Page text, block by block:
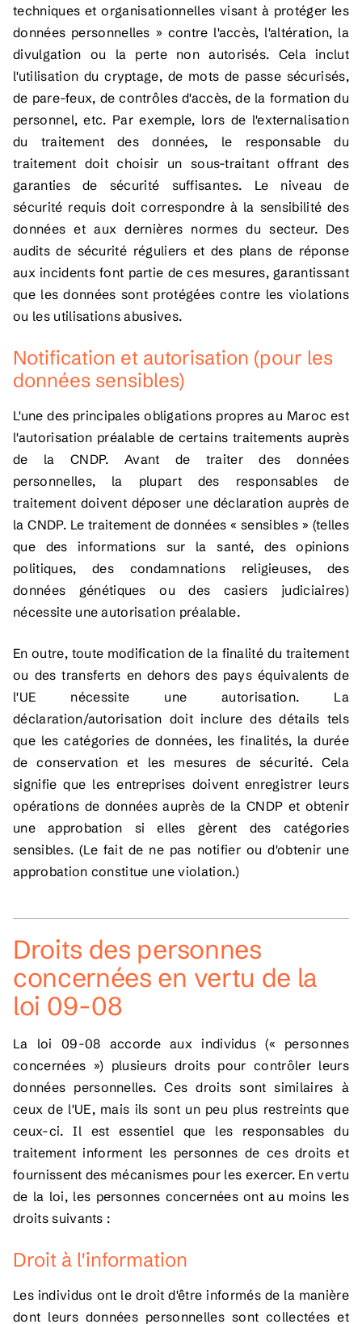
techniques et organisationnelles visant à protéger les
données personnelles » contre l'accès, l'altération, la
divulgation ou la perte non autorisés. Cela inclut
l'utilisation du cryptage, de mots de passe sécurisés,
de pare-feux, de contrôles d'accès, de la formation du
personnel, etc. Par exemple, lors de l'externalisation
du traitement des données, le responsable du
traitement doit choisir un sous-traitant offrant des
garanties de sécurité suffisantes. Le niveau de
sécurité requis doit correspondre à la sensibilité des
données et aux dernières normes du secteur. Des
audits de sécurité réguliers et des plans de réponse
aux incidents font partie de ces mesures, garantissant
que les données sont protégées contre les violations
ou les utilisations abusives.
Notification et autorisation (pour les
données sensibles)
L'une des principales obligations propres au Maroc est
l'autorisation préalable de certains traitements auprès
de la CNDP. Avant de traiter des données
personnelles, la plupart des responsables de
traitement doivent déposer une déclaration auprès de
la CNDP. Le traitement de données « sensibles » (telles
que des informations sur la santé, des opinions
politiques, des condamnations religieuses, des
données génétiques ou des casiers judiciaires)
nécessite une autorisation préalable.
En outre, toute modification de la finalité du traitement
ou des transferts en dehors des pays équivalents de
l'UE nécessite une autorisation. La
déclaration/autorisation doit inclure des détails tels
que les catégories de données, les finalités, la durée
de conservation et les mesures de sécurité. Cela
signifie que les entreprises doivent enregistrer leurs
opérations de données auprès de la CNDP et obtenir
une approbation si elles gèrent des catégories
sensibles. (Le fait de ne pas notifier ou d'obtenir une
approbation constitue une violation.)
Droits des personnes
concernées en vertu de la
loi 09-08
La loi 09-08 accorde aux individus (« personnes
concernées ») plusieurs droits pour contrôler leurs
données personnelles. Ces droits sont similaires à
ceux de l'UE, mais ils sont un peu plus restreints que
ceux-ci. Il est essentiel que les responsables du
traitement informent les personnes de ces droits et
fournissent des mécanismes pour les exercer. En vertu
de la loi, les personnes concernées ont au moins les
droits suivants :
Droit à l'information
Les individus ont le droit d'être informés de la manière
dont leurs données personnelles sont collectées et